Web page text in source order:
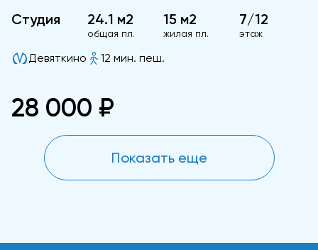
Студия
24.1 м2
общая пл.
15 м2
жилая пл.
7/12
этаж
Девяткино 12 мин. пеш.
28 000 ₽
Показать еще